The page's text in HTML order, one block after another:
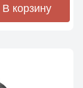
В корзину